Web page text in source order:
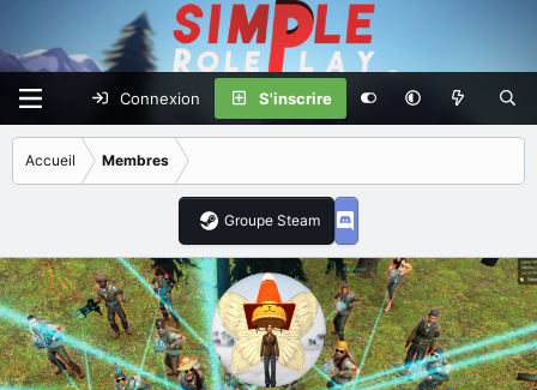
Connexion S'inscrire
Accueil Membres
Groupe Steam